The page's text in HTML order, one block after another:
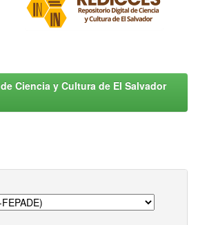
Ciencia y Cultura de El Salvador